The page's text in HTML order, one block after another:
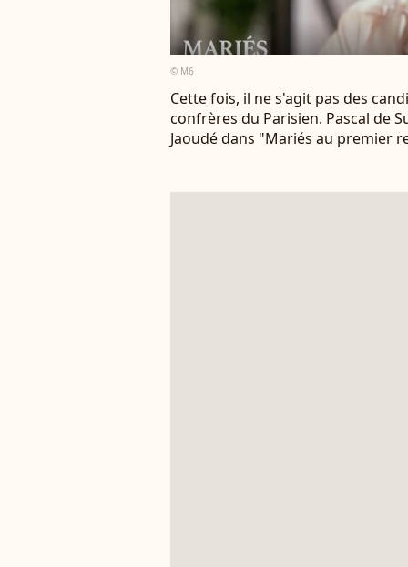
© M6
Cette fois, il ne s'agit pas des
confrères du Parisien. Pascal de
Jaoudé dans "Mariés au premier